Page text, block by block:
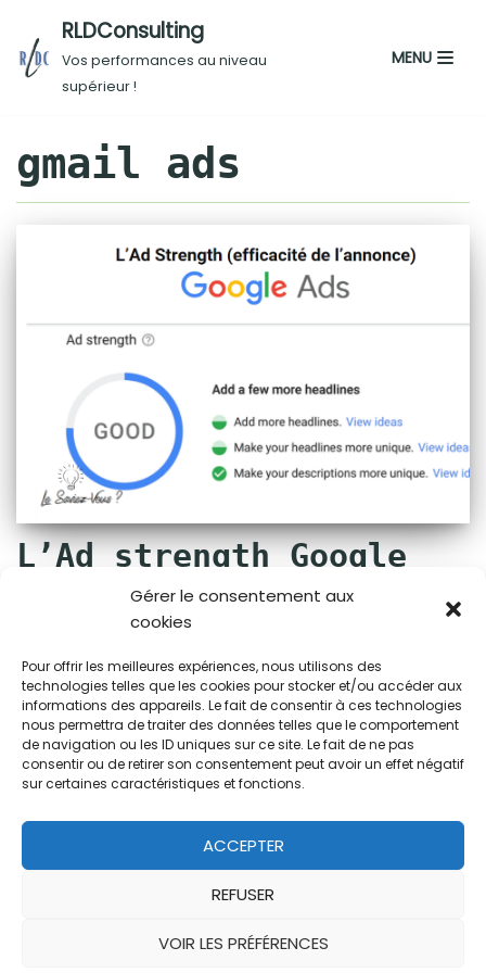
Gérer le consentement aux
cookies
Pour offrir les meilleures expériences, nous utilisons des
technologies telles que les cookies pour stocker et/ou accéder aux
informations des appareils. Le fait de consentir à ces technologies
nous permettra de traiter des données telles que le comportement
de navigation ou les ID uniques sur ce site. Le fait de ne pas
consentir ou de retirer son consentement peut avoir un effet négatif
sur certaines caractéristiques et fonctions.
ACCEPTER
REFUSER
VOIR LES PRÉFÉRENCES
Aller
au
RLDConsulting
Vos performances au niveau
supérieur !
MENU
gmail ads
L’Ad strength Google
Ads, qu’est-ce que
c’est ?
parRLDC
RLDC vous présente ici ses définitions, conseils &
recommandations stratégiques ainsi que les
nouveautés proposées par les plateformes
votre stratégie d’acquisition. Récemment, de
nombreuses discussions ont eu lieu à propos de l’Ad
strength – ou efficacité de…Lire la suite »